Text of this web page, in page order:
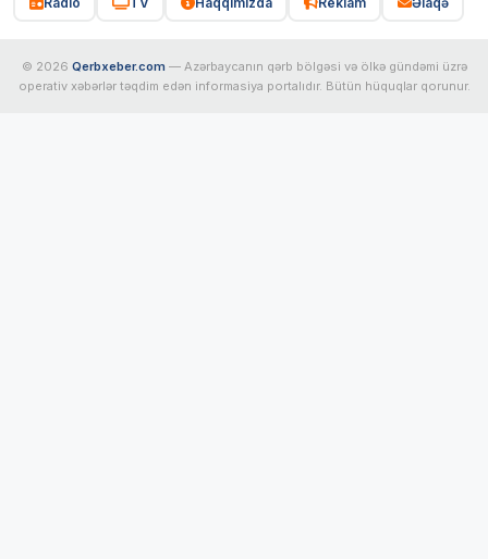
© 2026 Qerbxeber.com — Azərbaycanın qərb bölgəsi və ölkə gündəmi üzrə
operativ xəbərlər təqdim edən informasiya portalıdır. Bütün hüquqlar qorunur.